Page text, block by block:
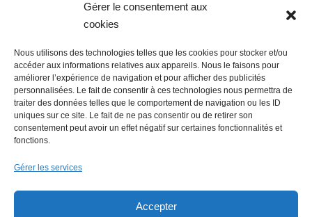
Gérer le consentement aux
cookies
Nous utilisons des technologies telles que les cookies pour stocker et/ou
accéder aux informations relatives aux appareils. Nous le faisons pour
améliorer l’expérience de navigation et pour afficher des publicités
personnalisées. Le fait de consentir à ces technologies nous permettra de
traiter des données telles que le comportement de navigation ou les ID
uniques sur ce site. Le fait de ne pas consentir ou de retirer son
consentement peut avoir un effet négatif sur certaines fonctionnalités et
fonctions.
Gérer les services
Accepter
Economie : Le Journal des entreprises
repris par le groupe Overlord